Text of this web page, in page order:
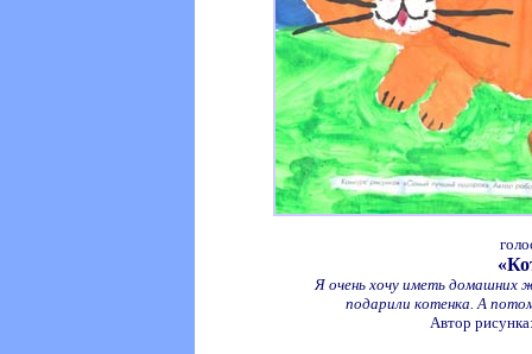
Я очень хочу иметь домашних
подарили котенка. А
Автор